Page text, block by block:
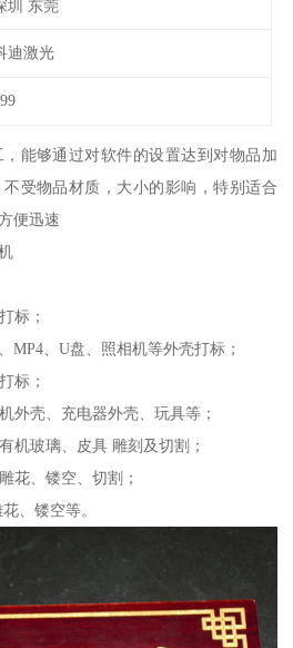
圳 东莞
迪激光
能够通过对软件的设置达到对物品加
受物品材质，大小的影响，特别适合
便迅速
标；
MP4、U盘、照相机等外壳打标；
标；
外壳、充电器外壳、玩具等；
机玻璃、皮具 雕刻及切割；
花、镂空、切割；
、镂空等。